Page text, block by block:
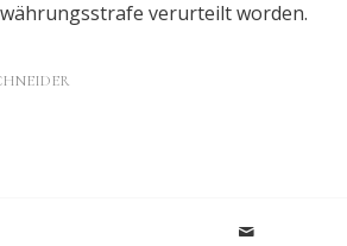
verurteilt worden.